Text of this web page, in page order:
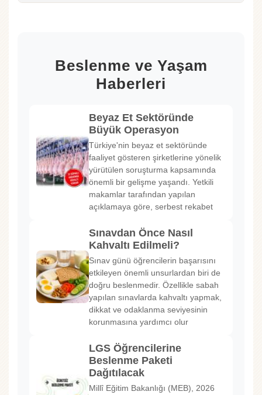
Beslenme ve Yaşam
Haberleri
Beyaz Et Sektöründe
Büyük Operasyon
Türkiye'nin beyaz et sektöründe
faaliyet gösteren şirketlerine yönelik
yürütülen soruşturma kapsamında
önemli bir gelişme yaşandı. Yetkili
makamlar tarafından yapılan
açıklamaya göre, serbest rekabet
Sınavdan Önce Nasıl
Kahvaltı Edilmeli?
Sınav günü öğrencilerin başarısını
etkileyen önemli unsurlardan biri de
doğru beslenmedir. Özellikle sabah
yapılan sınavlarda kahvaltı yapmak,
dikkat ve odaklanma seviyesinin
korunmasına yardımcı olur
LGS Öğrencilerine
Beslenme Paketi
Dağıtılacak
Millî Eğitim Bakanlığı (MEB), 2026